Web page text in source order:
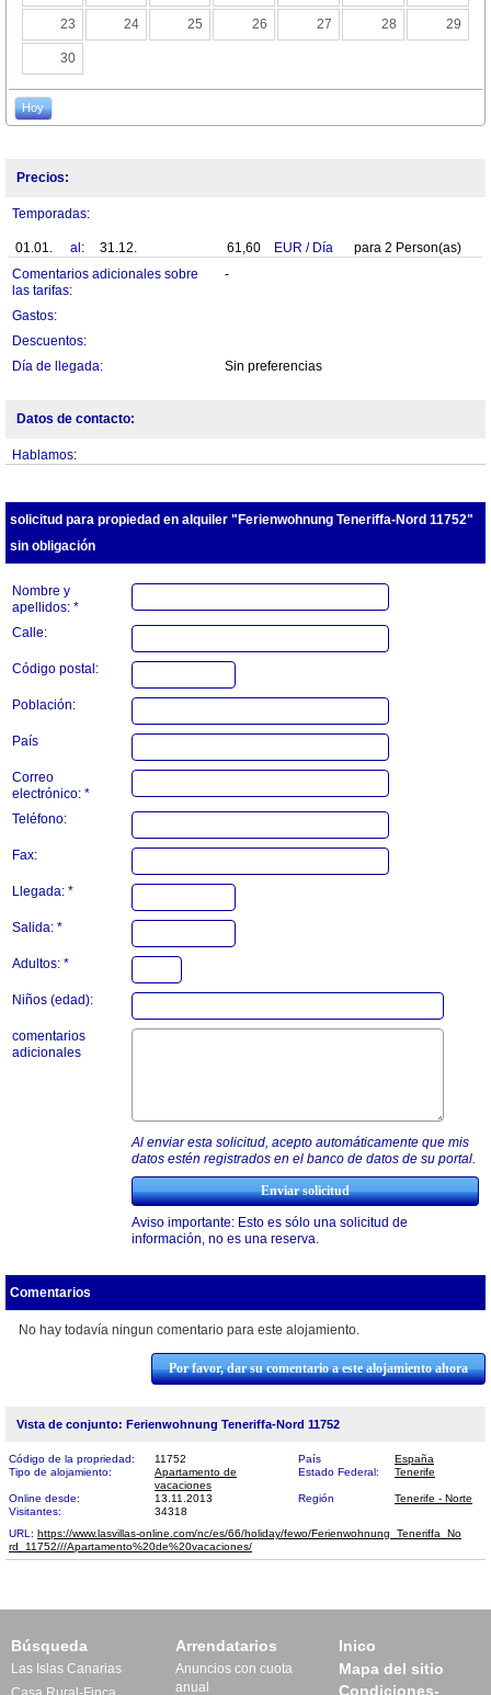
23 24 25 26 27 28 29
30
Hoy
Precios:
Temporadas:
01.01. al: 31.12. 61,60 EUR / Día para 2 Person(as)
Comentarios adicionales sobre
las tarifas:
-
Gastos:
Descuentos:
Día de llegada:
Sin preferencias
Datos de contacto:
Hablamos:
solicitud para propiedad en alquiler "Ferienwohnung Teneriffa-Nord 11752"
sin obligación
Nombre y
apellidos: *
Calle:
Código postal:
Población:
País
Correo
electrónico: *
Teléfono:
Fax:
Llegada: *
Salida: *
Adultos: *
Niños (edad):
comentarios
adicionales
Al enviar esta solicitud, acepto automáticamente que mis
datos estén registrados en el banco de datos de su portal.
Aviso importante: Esto es sólo una solicitud de
información, no es una reserva.
Comentarios
No hay todavía ningun comentario para este alojamiento.
Por favor, dar su comentario a este alojamiento ahora
Vista de conjunto: Ferienwohnung Teneriffa-Nord 11752
Código de la propriedad: 11752 País
España
Tipo de alojamiento:
Apartamento de
vacaciones
Estado Federal: Tenerife
Online desde: 13.11.2013 Región
Tenerife - Norte
Visitantes:
34318
URL: https://www.lasvillas-online.com/nc/es/66/holiday/fewo/Ferienwohnung_Teneriffa_No​
rd_11752///Apartamento%20de%20vacaciones/
Búsqueda
Las Islas Canarias
Arrendatarios
Anuncios con cuota
anual
Inico
Mapa del sitio
Condiciones-